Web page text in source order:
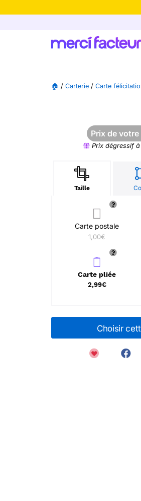
🏠 / Carterie / Carte
Prix de votre
Prix dégressif
Taille
Carte postale
1,00€
Carte pliée
2,99€
Choisir